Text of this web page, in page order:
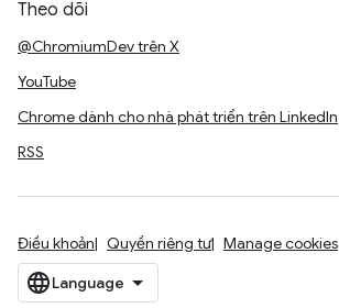
Theo dõi
@ChromiumDev trên X
YouTube
Chrome dành cho nhà phát triển trên LinkedIn
RSS
Điều khoản Quyền riêng tư Manage cookies